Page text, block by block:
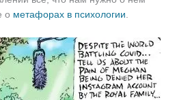
о метафорах в психологии